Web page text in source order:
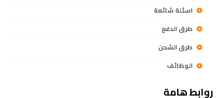
اسئلة شائعة
طرق الدفع
طرق الشحن
الوظائف
روابط هامة